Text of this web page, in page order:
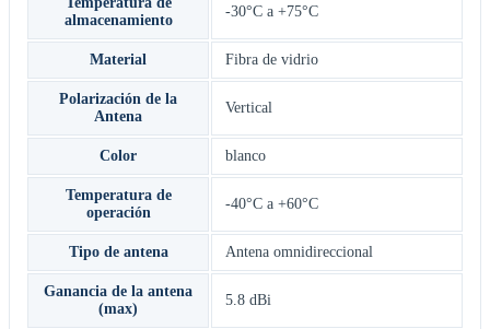
almacenamiento
-30°C a +75°C
Material Fibra de vidrio
Polarización de la
Antena
Vertical
Color blanco
Temperatura de
operación
-40°C a +60°C
Tipo de antena Antena omnidireccional
Ganancia de la antena
(max)
5.8 dBi